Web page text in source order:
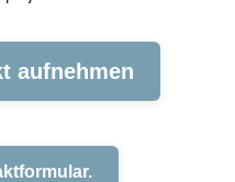
aufnehmen